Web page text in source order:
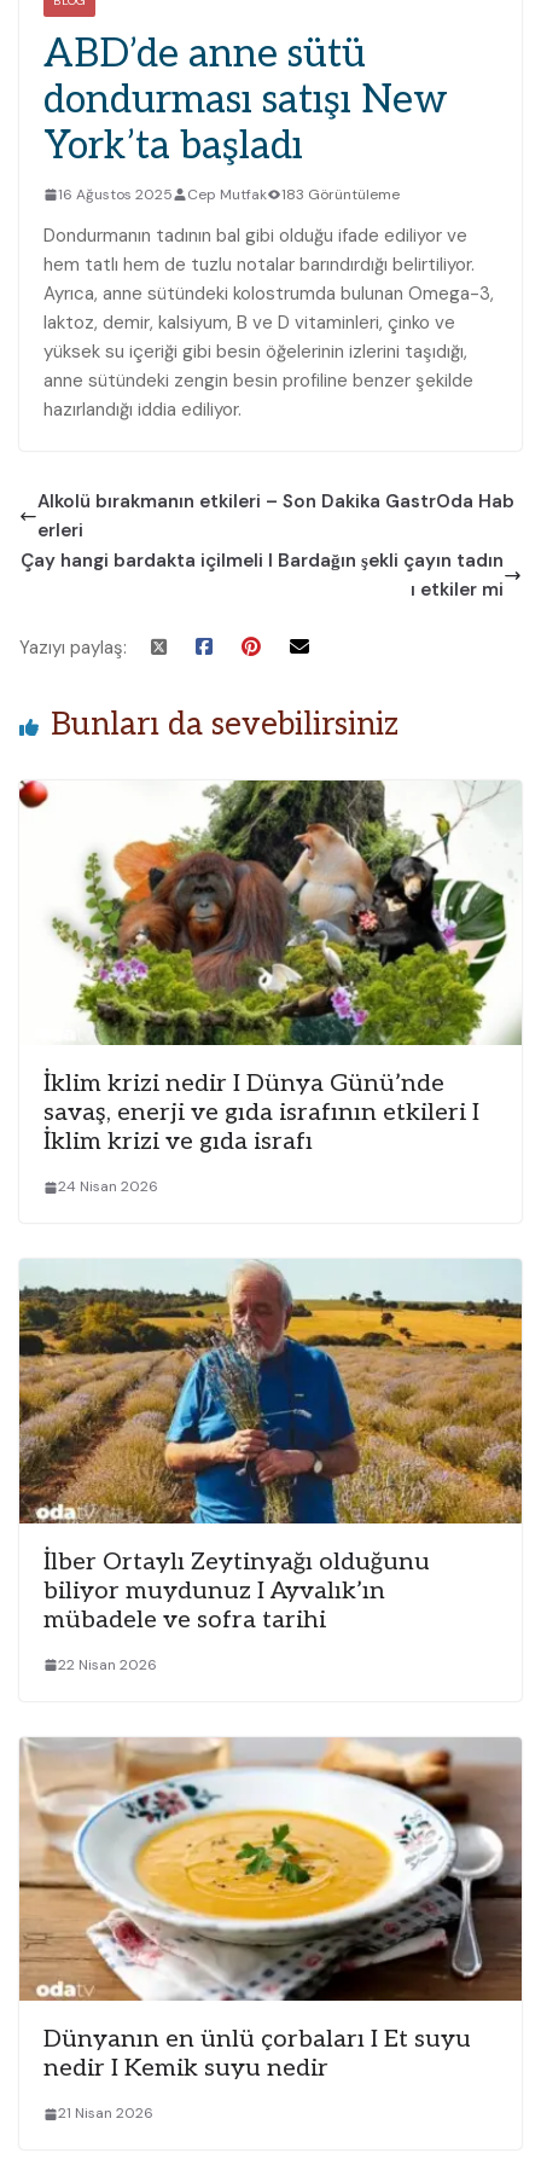
ABD’de anne sütü
dondurması satışı New
York’ta başladı
16 Ağustos 2025 Cep Mutfak 183 Görüntüleme
Dondurmanın tadının bal gibi olduğu ifade ediliyor ve
hem tatlı hem de tuzlu notalar barındırdığı belirtiliyor.
Ayrıca, anne sütündeki kolostrumda bulunan Omega-3,
laktoz, demir, kalsiyum, B ve D vitaminleri, çinko ve
yüksek su içeriği gibi besin öğelerinin izlerini taşıdığı,
anne sütündeki zengin besin profiline benzer şekilde
hazırlandığı iddia ediliyor.
Alkolü bırakmanın etkileri – Son Dakika GastrOda Hab
erleri
Çay hangi bardakta içilmeli I Bardağın şekli çayın tadın
ı etkiler mi
Yazıyı paylaş:
Bunları da sevebilirsiniz
İklim krizi nedir I Dünya Günü’nde
savaş, enerji ve gıda israfının etkileri I
İklim krizi ve gıda israfı
24 Nisan 2026
İlber Ortaylı Zeytinyağı olduğunu
biliyor muydunuz I Ayvalık’ın
mübadele ve sofra tarihi
22 Nisan 2026
Dünyanın en ünlü çorbaları I Et suyu
nedir I Kemik suyu nedir
21 Nisan 2026